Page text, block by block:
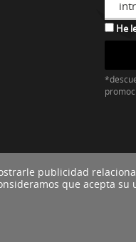
He
Blacktire
publicidad
que acepta su